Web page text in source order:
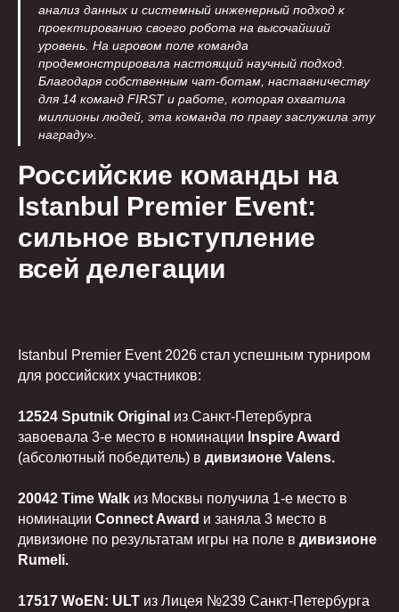
анализ данных и системный инженерный подход к
проектированию своего робота на высочайший
уровень. На игровом поле команда
продемонстрировала настоящий научный подход.
Благодаря собственным чат-ботам, наставничеству
для 14 команд FIRST и работе, которая охватила
миллионы людей, эта команда по праву заслужила эту
награду».
Российские команды на
Istanbul Premier Event:
сильное выступление
всей делегации
Istanbul Premier Event 2026 стал успешным турниром
для российских участников:
12524 Sputnik Original из Санкт-Петербурга
завоевала 3-е место в номинации Inspire Award
(абсолютный победитель) в дивизионе Valens.
20042 Time Walk из Москвы получила 1-е место в
номинации Connect Award и заняла 3 место в
дивизионе по результатам игры на поле в дивизионе
Rumeli.
17517 WoEN: ULT из Лицея №239 Санкт-Петербурга